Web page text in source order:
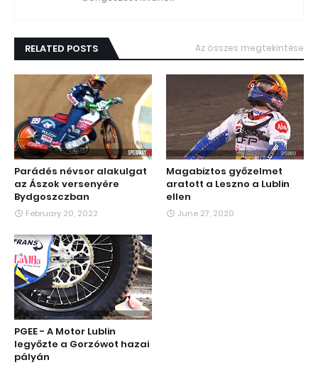
RELATED POSTS Az összes megtekintése
Parádés névsor alakulgat
az Ászok versenyére
Bydgoszczban
February 20, 2022
Magabiztos győzelmet
aratott a Leszno a Lublin
ellen
June 27, 2020
PGEE - A Motor Lublin
legyőzte a Gorzówot hazai
pályán